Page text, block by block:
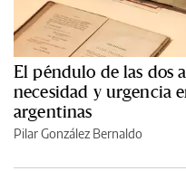
El péndulo de las dos
necesidad y urgencia
argentinas
Pilar González Bernaldo